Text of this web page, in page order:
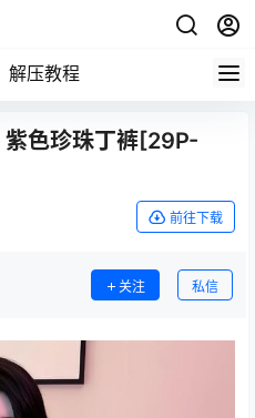
解压教程
色珍珠丁裤[29P-
前往下载
关注 私信